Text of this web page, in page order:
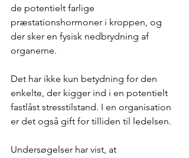
de potentielt farlige
præstationshormoner i kroppen, og
der sker en fysisk nedbrydning af
organerne.
Det har ikke kun betydning for den
enkelte, der kigger ind i en potentielt
fastlåst stresstilstand. I en organisation
er det også gift for tilliden til ledelsen.
Undersøgelser har vist, at